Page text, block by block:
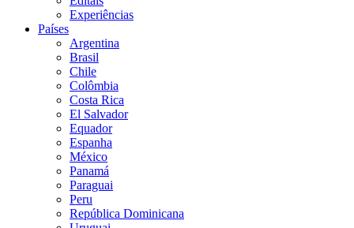
Experiências
Países
Argentina
Brasil
Chile
Colômbia
Costa Rica
El Salvador
Equador
Espanha
México
Panamá
Paraguai
Peru
República Dominicana